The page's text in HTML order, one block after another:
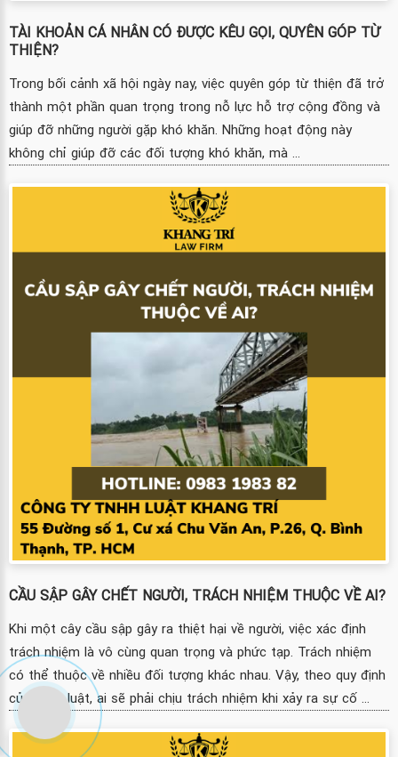
TÀI KHOẢN CÁ NHÂN CÓ ĐƯỢC KÊU GỌI, QUYÊN GÓP TỪ
THIỆN?
Trong bối cảnh xã hội ngày nay, việc quyên góp từ thiện đã trở
thành một phần quan trọng trong nỗ lực hỗ trợ cộng đồng và
giúp đỡ những người gặp khó khăn. Những hoạt động này
không chỉ giúp đỡ các đối tượng khó khăn, mà ...
CẦU SẬP GÂY CHẾT NGƯỜI, TRÁCH NHIỆM THUỘC VỀ AI?
Khi một cây cầu sập gây ra thiệt hại về người, việc xác định
trách nhiệm là vô cùng quan trọng và phức tạp. Trách nhiệm
có thể thuộc về nhiều đối tượng khác nhau. Vậy, theo quy định
của pháp luật, ai sẽ phải chịu trách nhiệm khi xảy ra sự cố ...